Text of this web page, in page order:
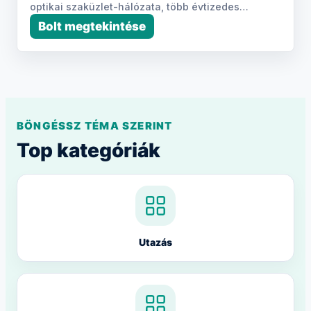
optikai szaküzlet-hálózata, több évtizedes
tapasztalattal áll a vás
Bolt megtekintése
BÖNGÉSSZ TÉMA SZERINT
Top kategóriák
Utazás